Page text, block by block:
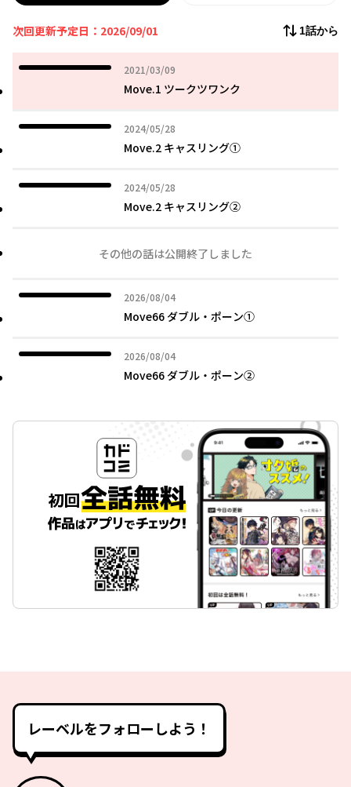
次回更新予定日：2026/09/01 1話から
2021/03/09
2021年03月09日
Move.1 ツークツワンク
2024/05/28
2024年05月28日
Move.2 キャスリング①
2024/05/28
2024年05月28日
Move.2 キャスリング②
その他の話は公開終了しました
2026/08/04
2026年08月04日
Move66 ダブル・ポーン①
2026/08/04
2026年08月04日
Move66 ダブル・ポーン②
レーベルをフォローしよう！